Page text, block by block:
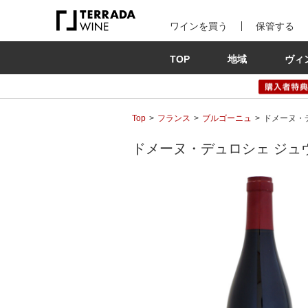
ワインを買う 保管する
TOP 地域 ヴィ
Top フランス ブルゴーニュ ドメーヌ
ドメーヌ・デュロシェ ジ